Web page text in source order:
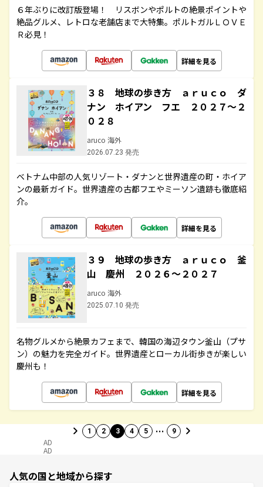
６年ぶりに改訂版登場！ リスボンやポルトの絶景ポイントや
絶品グルメ、レトロな老舗店まで大特集。ポルトガルＬＯＶＥ
Ｒ必見！
詳細を見る
３８ 地球の歩き方 ａｒｕｃｏ ダ
ナン ホイアン フエ ２０２７～２
０２８
aruco 海外
2026.07.23 発売
ベトナム中部の人気リゾート・ダナンと世界遺産の町・ホイア
ンの最新ガイド。世界遺産の古都フエやミーソン遺跡も徹底紹
介。
詳細を見る
３９ 地球の歩き方 ａｒｕｃｏ 釜
山 慶州 ２０２６～２０２７
aruco 海外
2025.07.10 発売
名物グルメから絶景カフェまで、韓国の海辺タウン釜山（プサ
ン）の魅力を完全ガイド。世界遺産とローカル街歩きが楽しい
慶州も！
詳細を見る
1 2 3 4 5 … 9
AD
AD
人気の国と地域から探す